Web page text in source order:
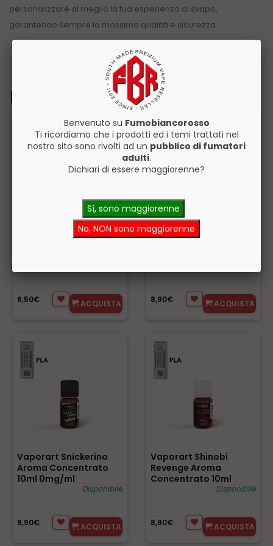
personalizzare al meglio la tua esperienza di svapo,
garantendo sempre la massima qualità e sicurezza.
Prodotti Correlati
Vaporart Shinobi
6,50€ ACQUISTA
Vaporart Tuki Tuki
8,90€ ACQUISTA
Vaporart Snickerino
Aroma Concentrato
10ml 0mg/ml
Disponibile
8,90€ ACQUISTA
Vaporart Shinobi
Revenge Aroma
Concentrato 10ml
Disponibile
8,90€ ACQUISTA
Benvenuto su Fumobiancorosso
Ti ricordiamo che i prodotti ed i temi trattati nel
nostro sito sono rivolti ad un pubblico di fumatori
adulti.
Dichiari di essere maggiorenne?
Sì, sono maggiorenne
No, NON sono maggiorenne